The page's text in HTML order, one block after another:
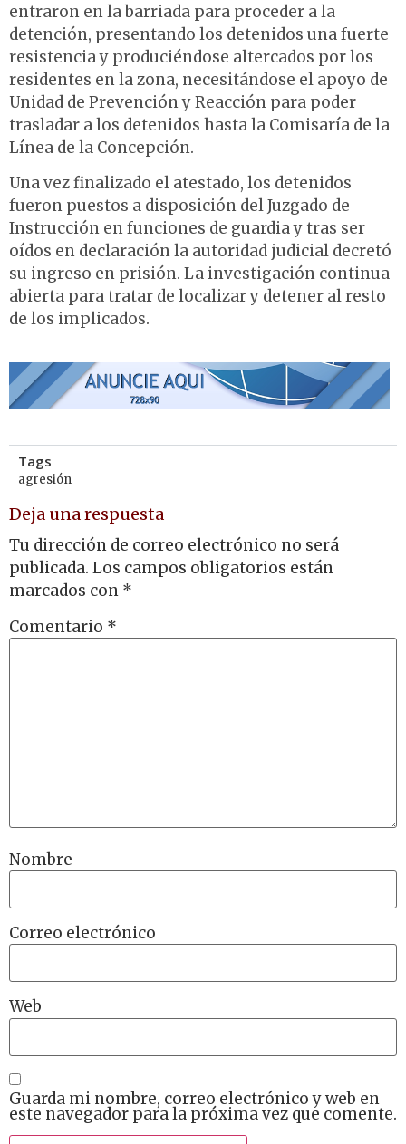
entraron en la barriada para proceder a la
detención, presentando los detenidos una fuerte
resistencia y produciéndose altercados por los
residentes en la zona, necesitándose el apoyo de
Unidad de Prevención y Reacción para poder
trasladar a los detenidos hasta la Comisaría de la
Línea de la Concepción.
Una vez finalizado el atestado, los detenidos
fueron puestos a disposición del Juzgado de
Instrucción en funciones de guardia y tras ser
oídos en declaración la autoridad judicial decretó
su ingreso en prisión. La investigación continua
abierta para tratar de localizar y detener al resto
de los implicados.
Tags
agresión
Deja una respuesta
Tu dirección de correo electrónico no será
publicada. Los campos obligatorios están
marcados con *
Comentario *
Nombre
Correo electrónico
Web
Guarda mi nombre, correo electrónico y web en
este navegador para la próxima vez que comente.